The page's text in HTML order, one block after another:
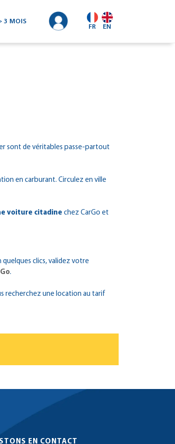
3 MOIS
FR EN
sont de véritables passe-partout
en carburant. Circulez en ville
voiture citadine chez CarGo et
quelques clics, validez votre
.
recherchez une location au tarif
EN CONTACT